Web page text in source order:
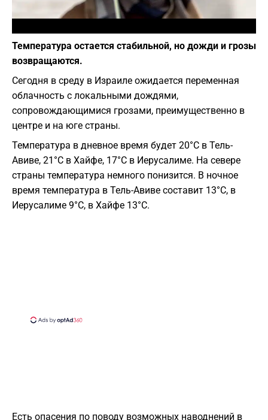
Температура остается стабильной, но дожди и грозы
возвращаются.
Сегодня в среду в Израиле ожидается переменная
облачность с локальными дождями,
сопровождающимися грозами, преимущественно в
центре и на юге страны.
Температура в дневное время будет 20°C в Тель-
Авиве, 21°C в Хайфе, 17°C в Иерусалиме. На севере
страны температура немного понизится. В ночное
время температура в Тель-Авиве составит 13°C, в
Иерусалиме 9°C, в Хайфе 13°C.
Есть опасения по поводу возможных наводнений в